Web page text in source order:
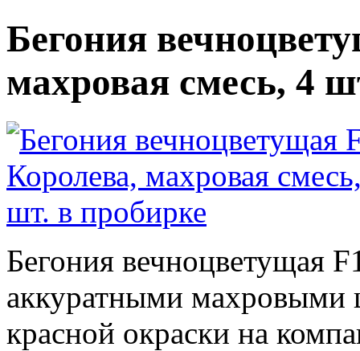
Бегония
махровая смесь, 4
Бегония вечноцветущая
аккуратными махровыми
красной окраски на